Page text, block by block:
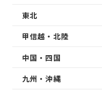
東北
甲信越・北陸
中国・四国
九州・沖縄